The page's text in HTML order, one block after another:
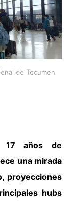
de Tocumen
17 años de
una mirada
proyecciones
hubs